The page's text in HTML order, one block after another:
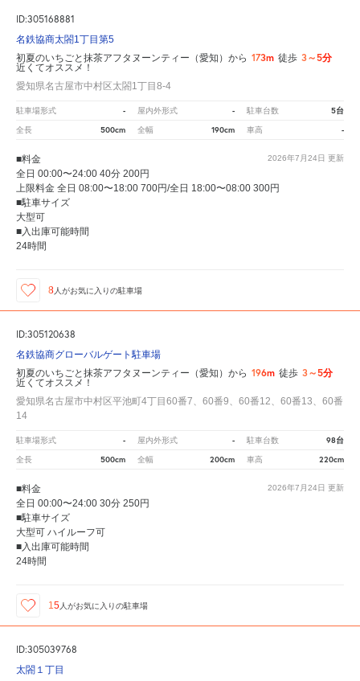
ID:305168881
名鉄協商太閤1丁目第5
初夏のいちごと抹茶アフタヌーンティー（愛知）から 173m 徒歩 3～5分
近くてオススメ！
愛知県名古屋市中村区太閤1丁目8-4
駐車場形式 - 屋内外形式 - 駐車台数 5台
全長 500cm 全幅 190cm 車高 -
2026年7月24日 更新
■料金
全日 00:00〜24:00 40分 200円
上限料金 全日 08:00〜18:00 700円/全日 18:00〜08:00 300円
■駐車サイズ
大型可
■入出庫可能時間
24時間
8人がお気に入りの駐車場
ID:305120638
名鉄協商グローバルゲート駐車場
初夏のいちごと抹茶アフタヌーンティー（愛知）から 196m 徒歩 3～5分
近くてオススメ！
愛知県名古屋市中村区平池町4丁目60番7、60番9、60番12、60番13、60番
14
駐車場形式 - 屋内外形式 - 駐車台数 98台
全長 500cm 全幅 200cm 車高 220cm
2026年7月24日 更新
■料金
全日 00:00〜24:00 30分 250円
■駐車サイズ
大型可 ハイルーフ可
■入出庫可能時間
24時間
15人がお気に入りの駐車場
ID:305039768
太閤１丁目